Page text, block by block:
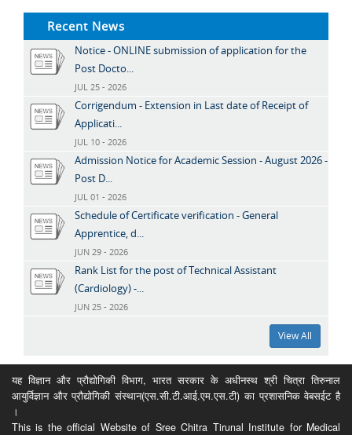
Recent News
Notice - ONLINE submission of application for the
Post Docto...
JUL 25 - 2026
Corrigendum - Extension in Last date of Receipt of
Applicati...
JUL 10 - 2026
Admission Notice for Academic Session - August 2026 -
Post D...
JUL 01 - 2026
Schedule of Certificate verification - General
Apprentice, d...
JUN 29 - 2026
Rank List for the post of Technical Assistant
(Cardiology) -...
JUN 25 - 2026
View All
यह विज्ञान और प्रौद्योगिकी विभाग, भारत सरकार के अधीनस्थ श्री चित्रा तिरुनाल
आयुर्विज्ञान और प्रौद्योगिकी संस्थान(एस.सी.टी.आई.एम.एस.टी) का प्रशासनिक वेबसईट है
।
This is the official Website of Sree Chitra Tirunal Institute for Medical